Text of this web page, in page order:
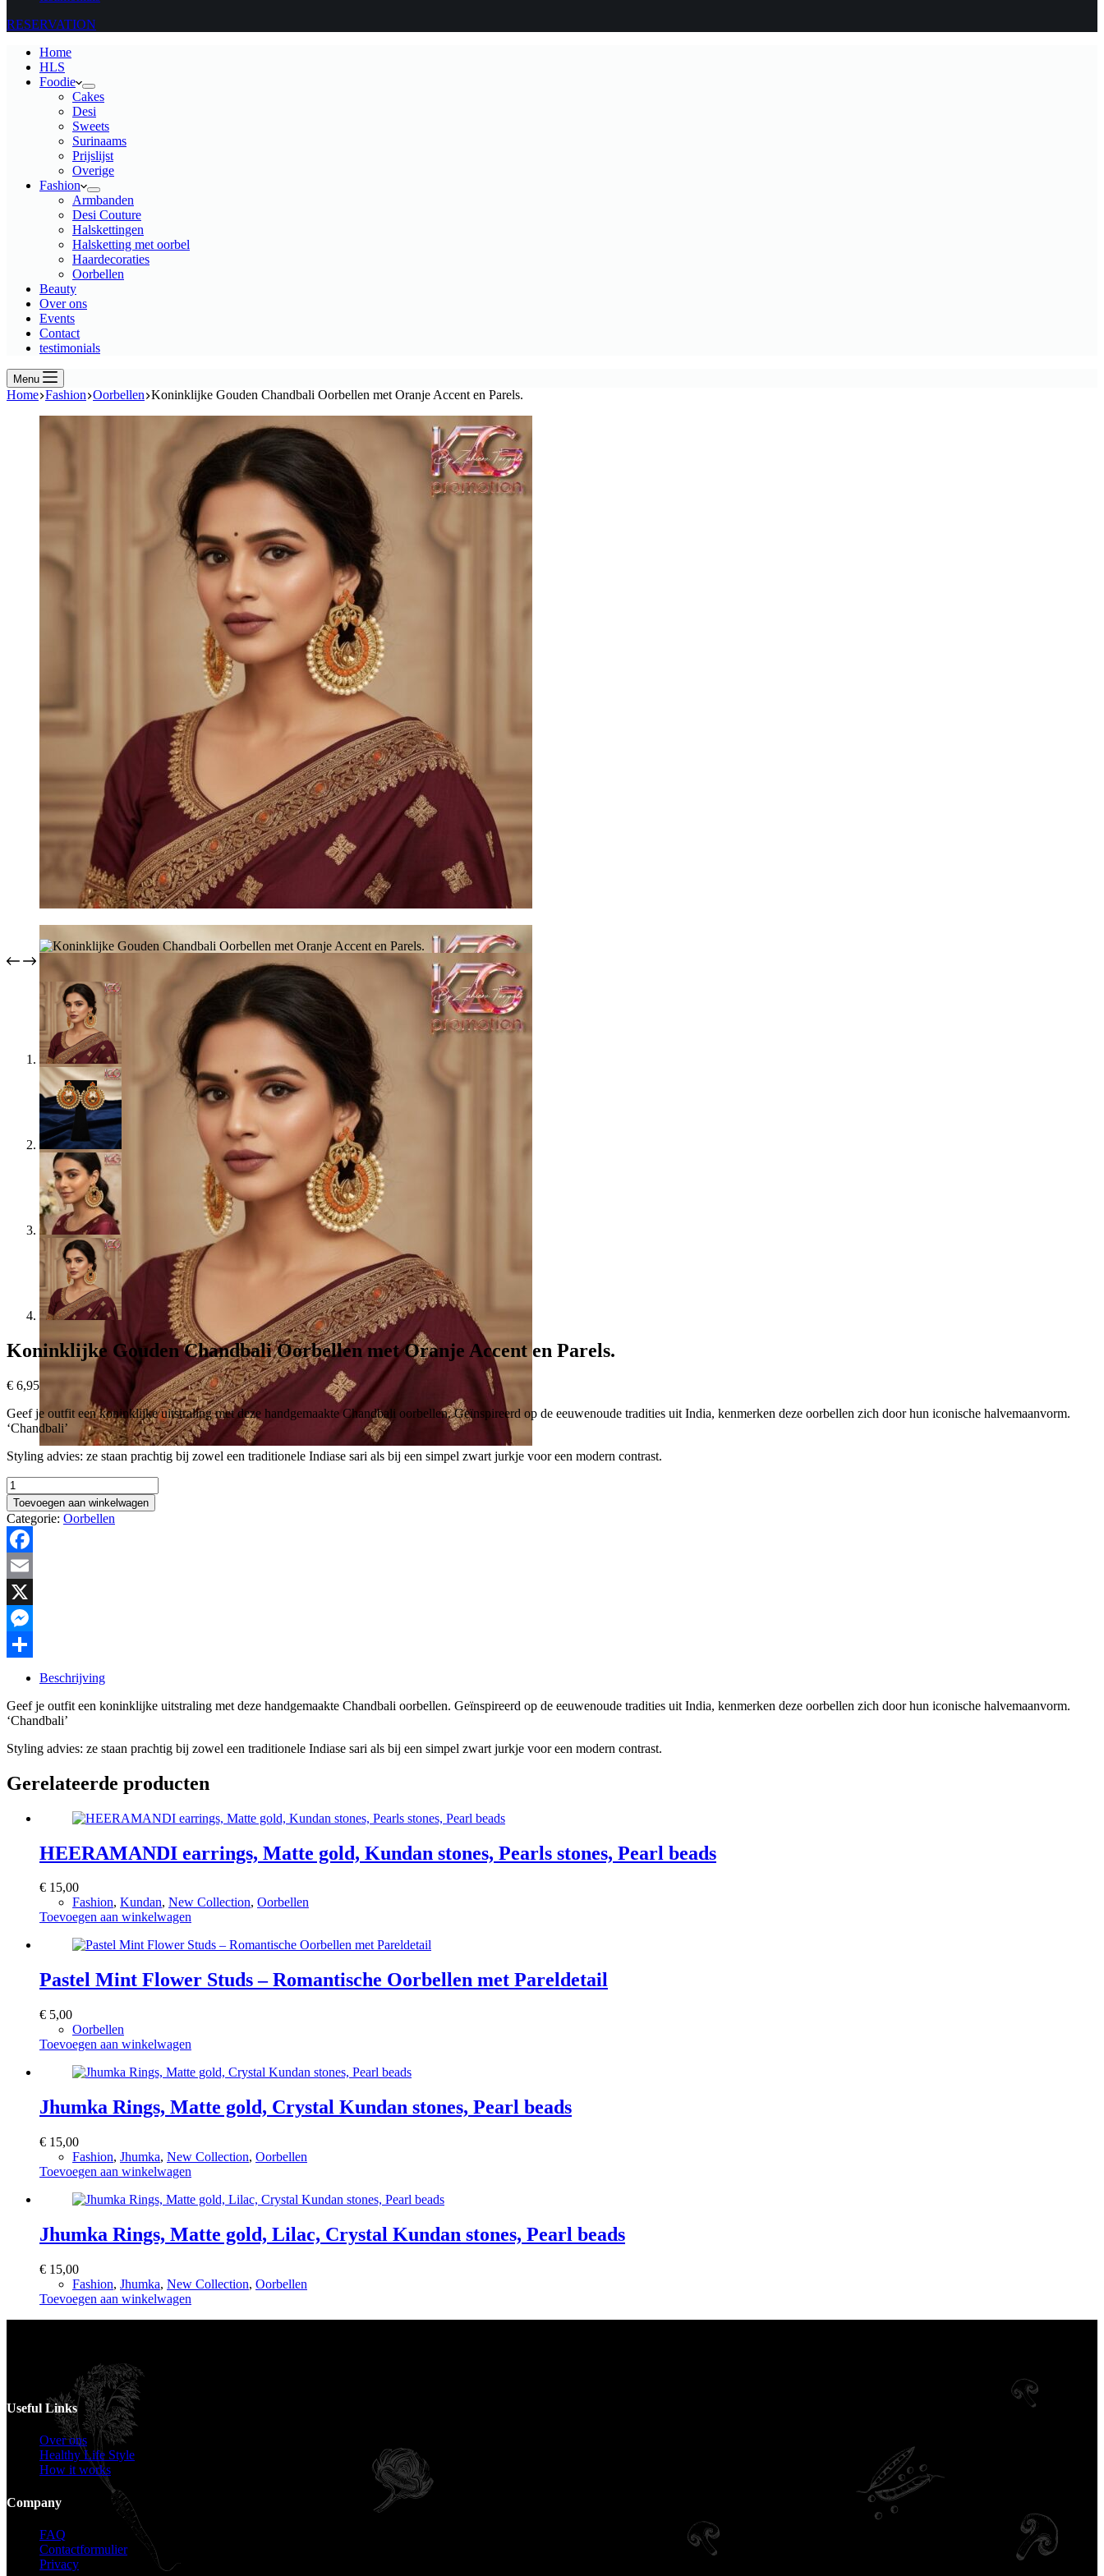
RESERVATION
Home
HLS
Foodie
Cakes
Desi
Sweets
Surinaams
Prijslijst
Overige
Fashion
Armbanden
Desi Couture
Halskettingen
Halsketting met oorbel
Haardecoraties
Oorbellen
Beauty
Over ons
Events
Contact
testimonials
Menu
Home Fashion Oorbellen Koninklijke Gouden Chandbali Oorbellen met Oranje Accent en Parels.
Koninklijke Gouden Chandbali Oorbellen met Oranje Accent en Parels.
€ 6,95
Geef je outfit een koninklijke uitstraling met deze handgemaakte Chandbali oorbellen. Geïnspireerd op de eeuwenoude tradities uit India, kenmerken deze oorbellen zich door hun iconische halvemaanvorm.
‘Chandbali’
Styling advies: ze staan prachtig bij zowel een traditionele Indiase sari als bij een simpel zwart jurkje voor een modern contrast.
Koninklijke
Gouden
Chandbali
Oorbellen
met
Oranje
Accent
en
Parels.
hoeveelheid
Toevoegen aan winkelwagen
Categorie: Oorbellen
Facebook
Email
X
Messenger
Beschrijving
Geef je outfit een koninklijke uitstraling met deze handgemaakte Chandbali oorbellen. Geïnspireerd op de eeuwenoude tradities uit India, kenmerken deze oorbellen zich door hun iconische halvemaanvorm.
‘Chandbali’
Styling advies: ze staan prachtig bij zowel een traditionele Indiase sari als bij een simpel zwart jurkje voor een modern contrast.
Gerelateerde producten
HEERAMANDI earrings, Matte gold, Kundan stones, Pearls stones, Pearl beads
€ 15,00
Fashion, Kundan, New Collection, Oorbellen
Toevoegen aan winkelwagen
Pastel Mint Flower Studs – Romantische Oorbellen met Pareldetail
€ 5,00
Oorbellen
Toevoegen aan winkelwagen
Jhumka Rings, Matte gold, Crystal Kundan stones, Pearl beads
€ 15,00
Fashion, Jhumka, New Collection, Oorbellen
Toevoegen aan winkelwagen
Jhumka Rings, Matte gold, Lilac, Crystal Kundan stones, Pearl beads
€ 15,00
Fashion, Jhumka, New Collection, Oorbellen
Toevoegen aan winkelwagen
Voor catering opgeven 30 dagen van te voren.
Useful Links
Over ons
Healthy Life Style
How it works
Company
FAQ
Contactformulier
Privacy